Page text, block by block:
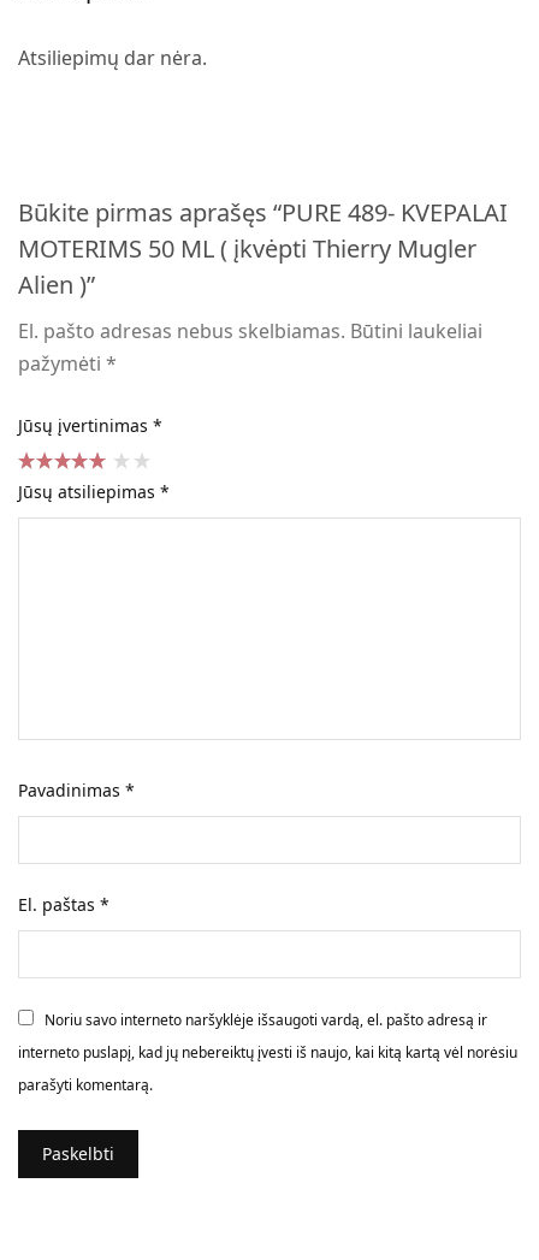
Atsiliepimų dar nėra.
Būkite pirmas aprašęs “PURE 489- KVEPALAI
MOTERIMS 50 ML ( įkvėpti Thierry Mugler
Alien )”
El. pašto adresas nebus skelbiamas. Būtini laukeliai
pažymėti*
Jūsų įvertinimas *
Jūsų atsiliepimas*
Pavadinimas*
El. paštas*
Noriu savo interneto naršyklėje išsaugoti vardą, el. pašto adresą ir
interneto puslapį, kad jų nebereiktų įvesti iš naujo, kai kitą kartą vėl norėsiu
parašyti komentarą.